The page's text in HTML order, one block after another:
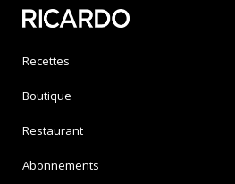
Recettes
Boutique
Restaurant
Abonnements